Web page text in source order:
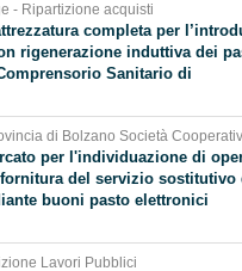
- Ripartizione acquisti
completa per
rigenerazione induttiva dei
Sanitario di
di Bolzano Società
per l'individuazione di
del servizio
buoni pasto elettronici
Lavori Pubblici